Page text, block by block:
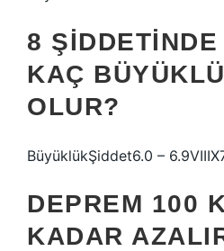
8 ŞIDDETINDE
KAÇ
OLUR?
BüyüklükŞiddet6.0 –
DEPREM 100
KADAR